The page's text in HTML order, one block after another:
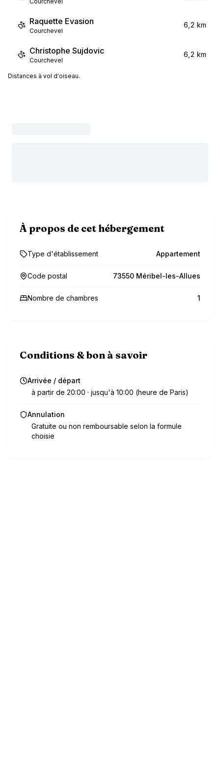
Raquette Evasion
Courchevel
6,2 km
Christophe Sujdovic
Courchevel
6,2 km
Distances à vol d'oiseau.
À propos de cet hébergement
Type d'établissement Appartement
Code postal 73550 Méribel-les-Allues
Nombre de chambres 1
Conditions & bon à savoir
Arrivée / départ
à partir de 20:00 · jusqu'à 10:00 (heure de Paris)
Annulation
Gratuite ou non remboursable selon la formule
choisie